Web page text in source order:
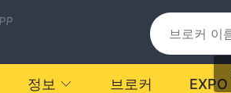
정보 브로커 EXPO